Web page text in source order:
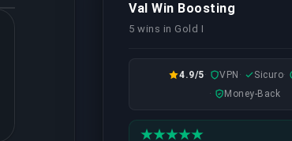
Val Win Boosting
5 wins in Gold I
4.9/5 VPN Sicuro
Money-Back